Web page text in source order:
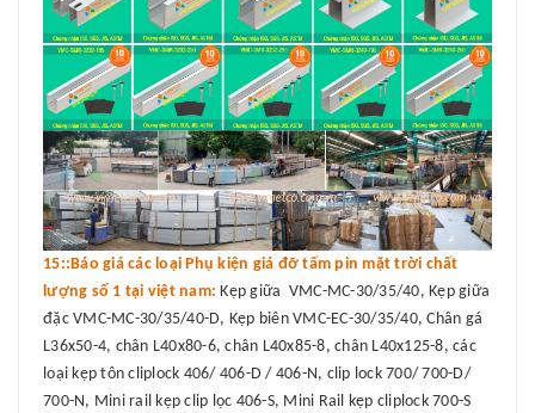
15::Báo giá các loại Phụ kiện giá đỡ tấm pin mặt trời chất
lượng số 1 tại việt nam:Kẹp giữa VMC-MC-30/35/40, Kẹp giữa
đặc VMC-MC-30/35/40-D, Kẹp biên VMC-EC-30/35/40, Chân gá
L36x50-4, chân L40x80-6, chân L40x85-8, chân L40x125-8, các
loại kẹp tôn cliplock 406/ 406-D / 406-N, clip lock 700/ 700-D/
700-N, Mini rail kẹp clip lọc 406-S, Mini Rail kẹp cliplock 700-S